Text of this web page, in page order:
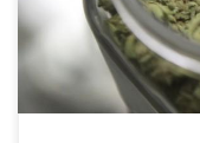
których kannabis